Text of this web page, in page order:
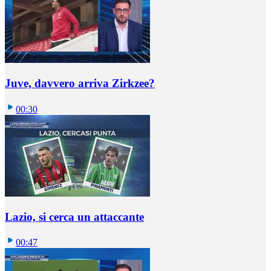
Juve, davvero arriva Zirkzee?
00:30
Lazio, si cerca un attaccante
00:47